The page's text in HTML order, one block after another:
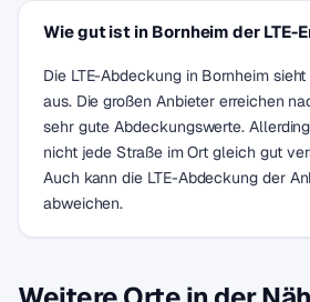
Wie gut ist in Bornheim der LTE-
Die LTE-Abdeckung in Bornheim
aus. Die großen Anbieter erreichen
sehr gute Abdeckungswerte.
nicht jede Straße im Ort gleich gut
Auch kann die LTE-Abdeckung der
abweichen.